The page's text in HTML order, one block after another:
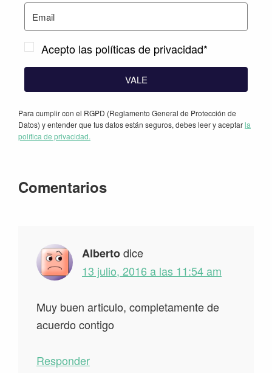
Acepto las políticas de privacidad*
VALE
Para cumplir con el RGPD (Reglamento General de Protección de
Datos) y entender que tus datos están seguros, debes leer y aceptarla
política de privacidad.
Interacciones
lectores
Comentarios
Albertodice
13 julio, 2016 a las 11:54 am
Muy buen articulo, completamente de
acuerdo contigo
Responder